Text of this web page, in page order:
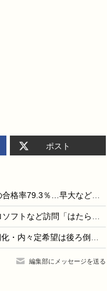
ポスト
司法試験2026、短答式の合格率79.3％…早大など大学院別結果も
【夏休み2026】マイクロソフトなど訪問「はたらくえすと」8/24-29…大学生対象
28卒の就活、開始は早期化・内々定希望は後ろ倒し…dodaキャンパス調査
編集部にメッセージを送る